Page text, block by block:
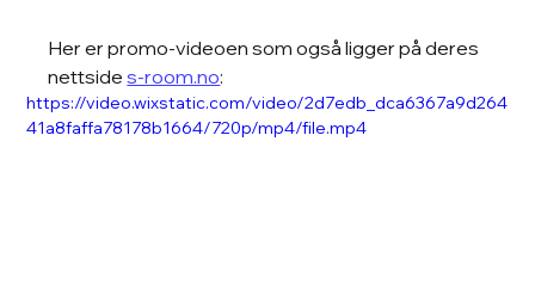
Her er promo-videoen som også ligger på deres
nettside s-room.no:
https://video.wixstatic.com/video/2d7edb_dca6367a9d264
41a8faffa78178b1664/720p/mp4/file.mp4